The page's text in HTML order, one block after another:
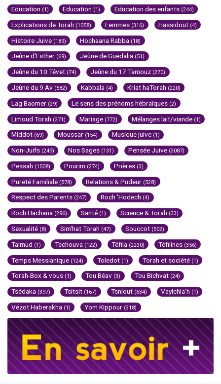
Education (1) Education (1) Education des enfants (244)
Explications de Torah (1058) Femmes (316) Hassidout (4)
Histoire Juive (189) Hochaana Rabba (18)
Jeûne d'Esther (69) Jeûne de Guedalia (51)
Jeûne du 10 Tévet (74) Jeûne du 17 Tamouz (270)
Jeûne du 9 Av (582) Kabbala (4) Kriat haTorah (220)
Lag Baomer (29) Le sens des prénoms hébraïques (2)
Limoud Torah (371) Mariage (772) Mélanges lait/viande (1)
Middot (69) Moussar (154) Musique juive (1)
Non-Juifs (249) Nos Sages (131) Pensée Juive (3087)
Pessah (1508) Pourim (274) Prières (3)
Pureté Familiale (578) Relations & Pudeur (528)
Respect des Parents (247) Roch 'Hodech (4)
Roch Hachana (296) Santé (1) Science & Torah (33)
Sexualité (8) Sim'hat Torah (47) Souccot (502)
Talmud (1) Techouva (122) Téfila (2230) Téfilines (356)
Temps Messianique (124) Toledot (1) Torah et société (1)
Torah-Box & vous (1) Tou Béav (3) Tou Bichvat (24)
Tsédaka (397) Tsitsit (167) Tsniout (634) Vayichla'h (1)
Vézot Haberakha (1) Yom Kippour (318)